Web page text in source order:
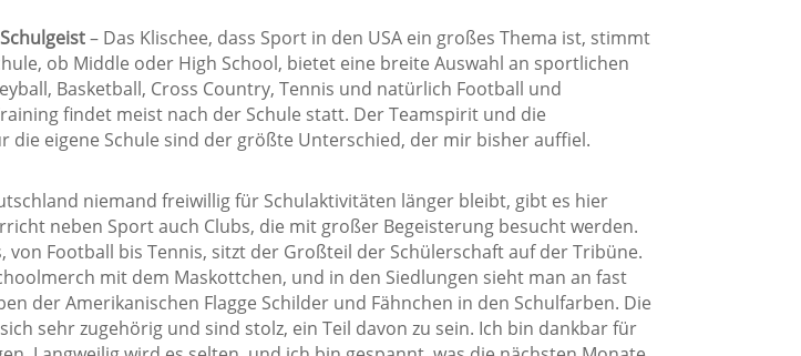
– Das Klischee, dass Sport in den USA ein großes Thema ist, stimmt
ob Middle oder High School, bietet eine breite Auswahl an sportlichen
Basketball, Cross Country, Tennis und natürlich Football und
findet meist nach der Schule statt. Der Teamspirit und die
die eigene Schule sind der größte Unterschied, der mir bisher auffiel.
niemand freiwillig für Schulaktivitäten länger bleibt, gibt es hier
neben Sport auch Clubs, die mit großer Begeisterung besucht werden.
von Football bis Tennis, sitzt der Großteil der Schülerschaft auf der Tribüne.
mit dem Maskottchen, und in den Siedlungen sieht man an fast
der Amerikanischen Flagge Schilder und Fähnchen in den Schulfarben. Die
sehr zugehörig und sind stolz, ein Teil davon zu sein. Ich bin dankbar für